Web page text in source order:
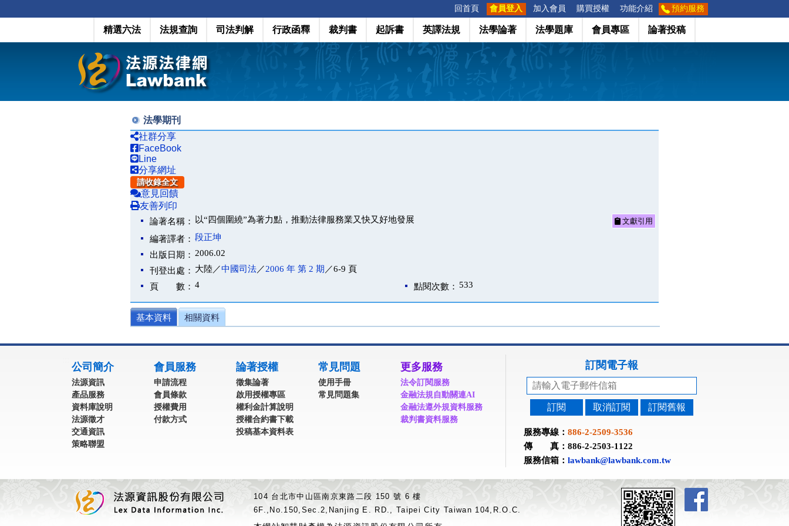
回首頁 會員登入 加入會員 購買授權 功能介紹 預約服務
精選六法 法規查詢 司法判解 行政函釋 裁判書 起訴書 英譯法規 法學論著 法學題庫 會員專區 論著投稿
法學期刊
社群分享
FaceBook
Line
分享網址
請收錄全文
意見回饋
友善列印
論著名稱： 以“四個圍繞”為著力點，推動法律服務業又快又好地發展 文獻引用
編著譯者： 段正坤
出版日期： 2006.02
刊登出處： 大陸／中國司法／2006 年 第 2 期 ／6-9 頁
頁 數： 4 點閱次數： 533
基本資料 相關資料
公司簡介
法源資訊
產品服務
資料庫說明
法源徵才
交通資訊
策略聯盟
會員服務
申請流程
會員條款
授權費用
付款方式
論著授權
徵集論著
啟用授權專區
權利金計算說明
授權合約書下載
投稿基本資料表
常見問題
使用手冊
常見問題集
更多服務
法令訂閱服務
金融法規自動關連AI
金融法遵外規資料服務
裁判書資料服務
訂閱電子報
訂閱 取消訂閱 訂閱舊報
服務專線： 886-2-2509-3536
傳 真：886-2-2503-1122
服務信箱： lawbank@lawbank.com.tw
104 台北市中山區南京東路二段 150 號 6 樓
6F.,No.150,Sec.2,Nanjing E. RD., Taipei City Taiwan 104,R.O.C.